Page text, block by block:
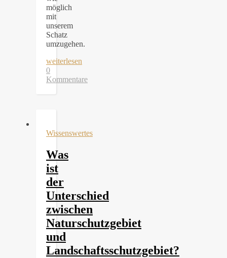
möglich
mit
unserem
Schatz
umzugehen.
weiterlesen
0
Kommentare
Wissenswertes
Was
ist
der
Unterschied
zwischen
Naturschutzgebiet
und
Landschaftsschutzgebiet?